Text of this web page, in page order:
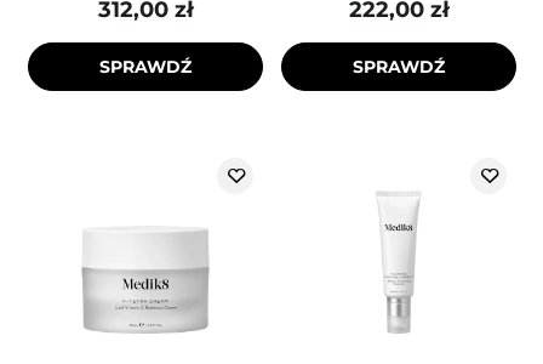
312,00 zł
SPRAWDŹ
222,00 zł
SPRAWDŹ